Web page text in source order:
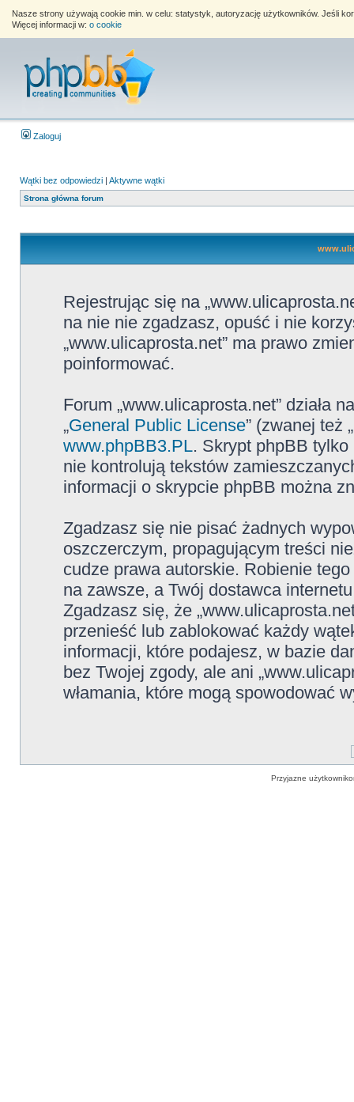
Nasze strony używają cookie min. w celu: statystyk, autoryzację użytkowników. Jeśli
Więcej informacji w: o cookie
Zaloguj
Wątki bez odpowiedzi | Aktywne wątki
Strona główna forum
Rejestrując się na
na nie nie zgadzasz, opuść i nie
„www.ulicaprosta.net” ma prawo
poinformować.
Forum „www.ulicaprosta.net” działa
„General Public License” (zwanej też
www.phpBB3.PL. Skrypt phpBB tylko
nie kontrolują tekstów
informacji o skrypcie phpBB można
Zgadzasz się nie pisać żadnych
oszczerczym, propagującym treści
cudze prawa autorskie. Robienie
na zawsze, a Twój dostawca
Zgadzasz się, że
przenieść lub zablokować każdy
informacji, które podajesz, w bazie
bez Twojej zgody, ale ani
włamania, które mogą spowodować
Przyjazne